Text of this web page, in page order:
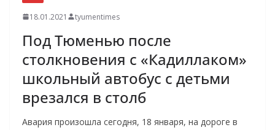
18.01.2021 tyumentimes
Под Тюменью после
столкновения с «Кадиллаком»
школьный автобус с детьми
врезался в столб
Авария произошла сегодня, 18 января, на дороге в